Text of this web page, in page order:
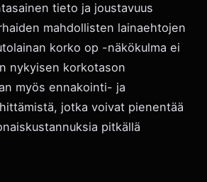
tieto ja joustavuus
mahdollisten lainaehtojen
korko op -näkökulma ei
nykyisen korkotason
myös ennakointi- ja
jotka voivat pienentää
pitkällä